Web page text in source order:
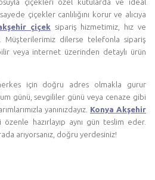
çiçekleri özel kutularda ve ideal
çiçekler canlılığını korur ve alıcıya
çiçek sipariş hizmetimiz, hız ve
dilerse telefonla sipariş
veya internet üzerinden detaylı ürün
için doğru adres olmakla gurur
günü, sevgililer günü veya cenaze gibi
yanınızdayız. Konya Akşehir
hazırlayıp aynı gün teslim eder.
arıyorsanız, doğru yerdesiniz!